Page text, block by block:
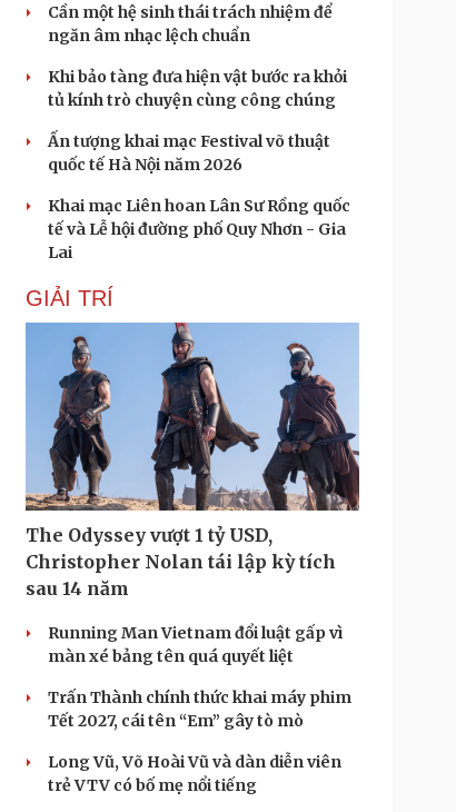
Cần một hệ sinh thái trách nhiệm để
ngăn âm nhạc lệch chuẩn
Khi bảo tàng đưa hiện vật bước ra khỏi
tủ kính trò chuyện cùng công chúng
Ấn tượng khai mạc Festival võ thuật
quốc tế Hà Nội năm 2026
Khai mạc Liên hoan Lân Sư Rồng quốc
tế và Lễ hội đường phố Quy Nhơn - Gia
Lai
GIẢI TRÍ
The Odyssey vượt 1 tỷ USD,
Christopher Nolan tái lập kỳ tích
sau 14 năm
Running Man Vietnam đổi luật gấp vì
màn xé bảng tên quá quyết liệt
Trấn Thành chính thức khai máy phim
Tết 2027, cái tên “Em” gây tò mò
Long Vũ, Võ Hoài Vũ và dàn diễn viên
trẻ VTV có bố mẹ nổi tiếng